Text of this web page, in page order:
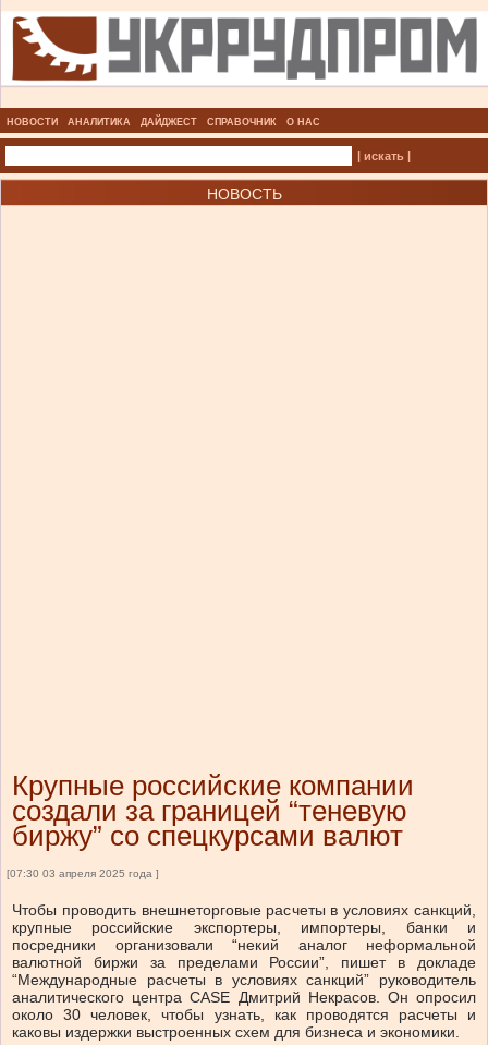
НОВОСТИ АНАЛИТИКА ДАЙДЖЕСТ СПРАВОЧНИК О НАС
| искать |
НОВОСТЬ
Крупные российские компании
создали за границей “теневую
биржу” со спецкурсами валют
[07:30 03 апреля 2025 года ]
Чтобы проводить внешнеторговые расчеты в условиях санкций,
крупные российские экспортеры, импортеры, банки и
посредники организовали “некий аналог неформальной
валютной биржи за пределами России”, пишет в докладе
“Международные расчеты в условиях санкций” руководитель
аналитического центра CASE Дмитрий Некрасов. Он опросил
около 30 человек, чтобы узнать, как проводятся расчеты и
каковы издержки выстроенных схем для бизнеса и экономики.